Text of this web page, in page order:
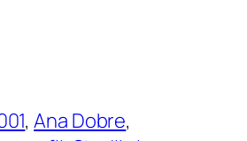
, Ana Dobre